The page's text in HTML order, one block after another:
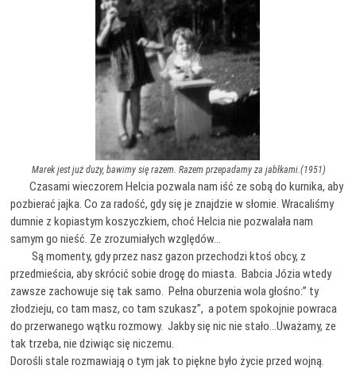
Marek jest już duży, bawimy się razem. Razem przepadamy za jabłkami.(1951)
Czasami wieczorem Helcia pozwala nam iść ze sobą do kurnika, aby
pozbierać jajka. Co za radość, gdy się je znajdzie w słomie. Wracaliśmy
dumnie z kopiastym koszyczkiem, choć Helcia nie pozwalała nam
samym go nieść. Ze zrozumiałych względów…
Są momenty, gdy przez nasz gazon przechodzi ktoś obcy, z
przedmieścia, aby skrócić sobie drogę do miasta. Babcia Józia wtedy
zawsze zachowuje się tak samo. Pełna oburzenia wola głośno:” ty
złodzieju, co tam masz, co tam szukasz”, a potem spokojnie powraca
do przerwanego wątku rozmowy. Jakby się nic nie stało…Uważamy, ze
tak trzeba, nie dziwiąc się niczemu.
Dorośli stale rozmawiają o tym jak to piękne było życie przed wojną.